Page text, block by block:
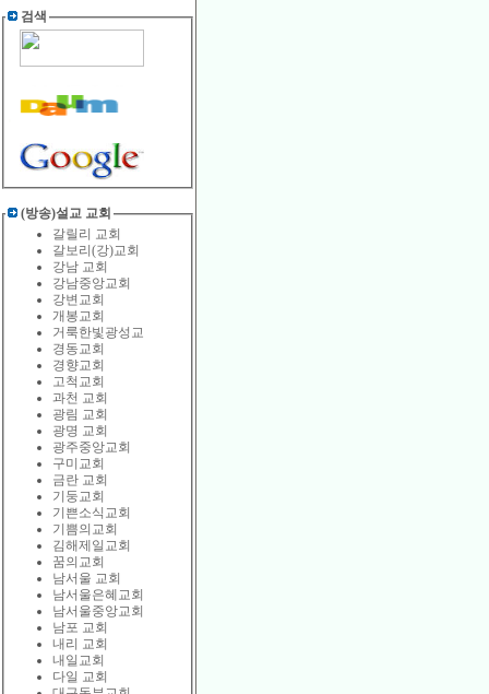
검색
(방송)설교 교회
갈릴리 교회
갈보리(강)교회
강남 교회
강남중앙교회
강변교회
개봉교회
거룩한빛광성교
경동교회
경향교회
고척교회
과천 교회
광림 교회
광명 교회
광주중앙교회
구미교회
금란 교회
기둥교회
기쁜소식교회
기쁨의교회
김해제일교회
꿈의교회
남서울 교회
남서울은혜교회
남서울중앙교회
남포 교회
내리 교회
내일교회
다일 교회